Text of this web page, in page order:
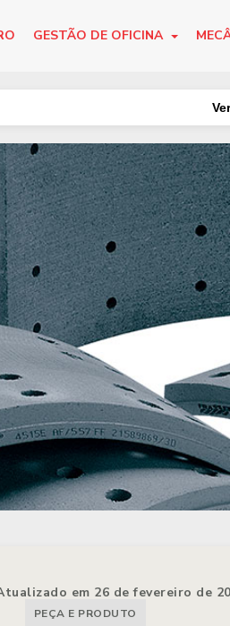
GESTÃO DE OFICINA
em 26 de fevereiro de
PEÇA E PRODUTO